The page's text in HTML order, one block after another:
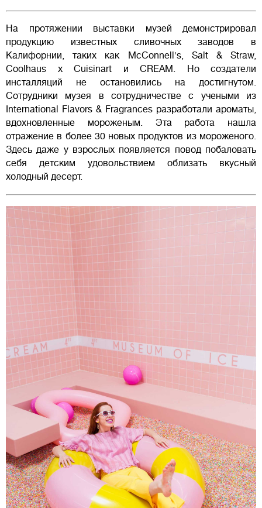
На протяжении выставки музей демонстрировал
продукцию известных сливочных заводов в
Калифорнии, таких как McConnell's, Salt & Straw,
Coolhaus x Cuisinart и CREAM. Но создатели
инсталляций не остановились на достигнутом.
Сотрудники музея в сотрудничестве с учеными из
International Flavors & Fragrances разработали ароматы,
вдохновленные мороженым. Эта работа нашла
отражение в более 30 новых продуктов из мороженого.
Здесь даже у взрослых появляется повод побаловать
себя детским удовольствием облизать вкусный
холодный десерт.